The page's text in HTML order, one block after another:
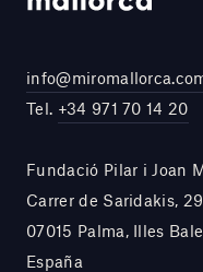
Tel. +34 971 70 14 20
Fundació Pilar i Joan
Carrer de Saridakis, 29
07015 Palma, Illes
España